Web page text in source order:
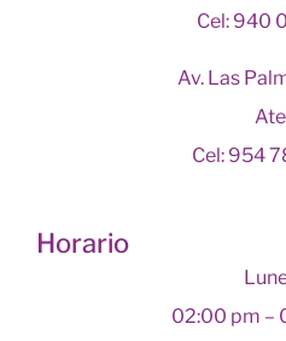
Cel: 940
Av. Las
Ate
Cel: 954
Horario
02:00 pm –